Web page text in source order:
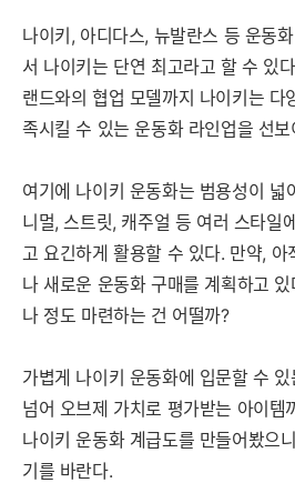
나이키, 아디다스, 뉴발란스 등 운동
서 나이키는 단연 최고라고 할 수 있
랜드와의 협업 모델까지 나이키는 다
족시킬 수 있는 운동화 라인업을 선
여기에 나이 키 운동화는 범용성이 넓
니멀, 스트릿, 캐주얼 등 여러 스타일
고 요긴하게 활용할 수 있다. 만약, 아
나 새로운 운동화 구매를 계획하고
나 정도 마련하는 건 어떨까?
가볍게 나이키 운동화에 입문할 수
넘어 오브제 가치로 평가받는 아이템
나이키 운동화 계급도를 만들어봤으
기를 바란다.